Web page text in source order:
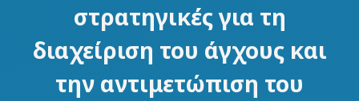
στρατηγικές για τη
διαχείριση του άγχους και
την αντιμετώπιση του